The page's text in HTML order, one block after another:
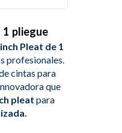
pliegue
Pleat de 1
profesionales.
cintas para
que
pleat para